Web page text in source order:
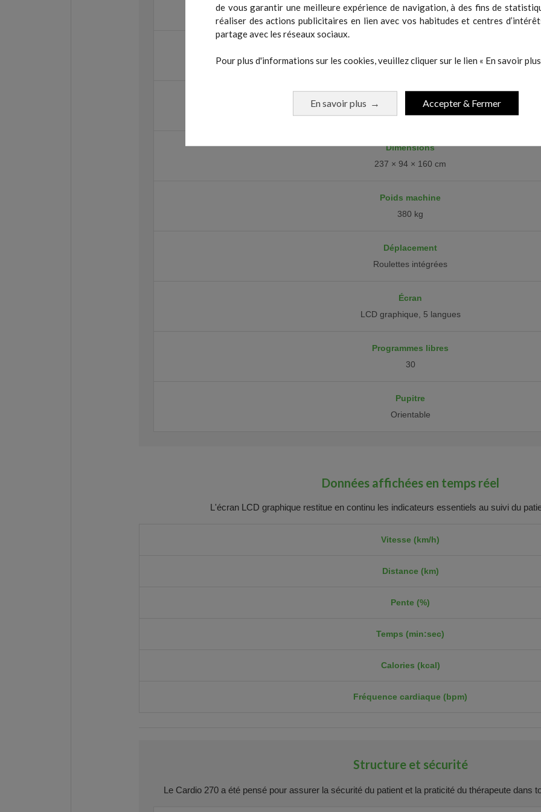
de vous garantir une meilleure expérience de navigation, à des fins de
réaliser des actions publicitaires en lien avec vos habitudes et centres
partage avec les réseaux sociaux.
Pour plus d'informations sur les cookies, veuillez cliquer sur le lien « En savoir plus
En savoir plus → Accepter & Fermer
2,2 kW
230V – 50Hz – 16A
40 à 70 dB
Dimensions
237 × 94 × 160 cm
Poids machine
380 kg
Déplacement
Roulettes intégrées
Écran
LCD graphique, 5 langues
Programmes libres
30
Pupitre
Orientable
Données affichées en temps réel
L'écran LCD graphique restitue en continu les indicateurs essentiels au suivi du
Vitesse (km/h)
Distance (km)
Pente (%)
Temps (min:sec)
Calories (kcal)
Fréquence cardiaque (bpm)
Structure et sécurité
Le Cardio 270 a été pensé pour assurer la sécurité du patient et la praticité du thérapeute dans